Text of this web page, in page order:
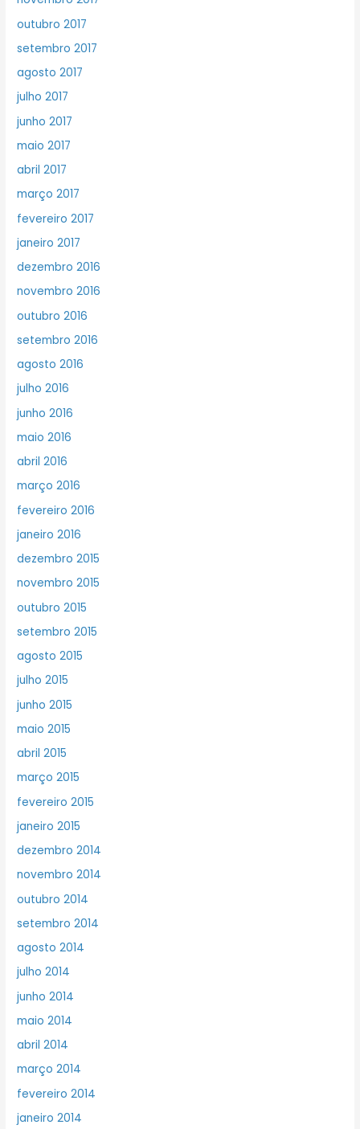
outubro 2017
setembro 2017
agosto 2017
julho 2017
junho 2017
maio 2017
abril 2017
março 2017
fevereiro 2017
janeiro 2017
dezembro 2016
novembro 2016
outubro 2016
setembro 2016
agosto 2016
julho 2016
junho 2016
maio 2016
abril 2016
março 2016
fevereiro 2016
janeiro 2016
dezembro 2015
novembro 2015
outubro 2015
setembro 2015
agosto 2015
julho 2015
junho 2015
maio 2015
abril 2015
março 2015
fevereiro 2015
janeiro 2015
dezembro 2014
novembro 2014
outubro 2014
setembro 2014
agosto 2014
julho 2014
junho 2014
maio 2014
abril 2014
março 2014
fevereiro 2014
janeiro 2014